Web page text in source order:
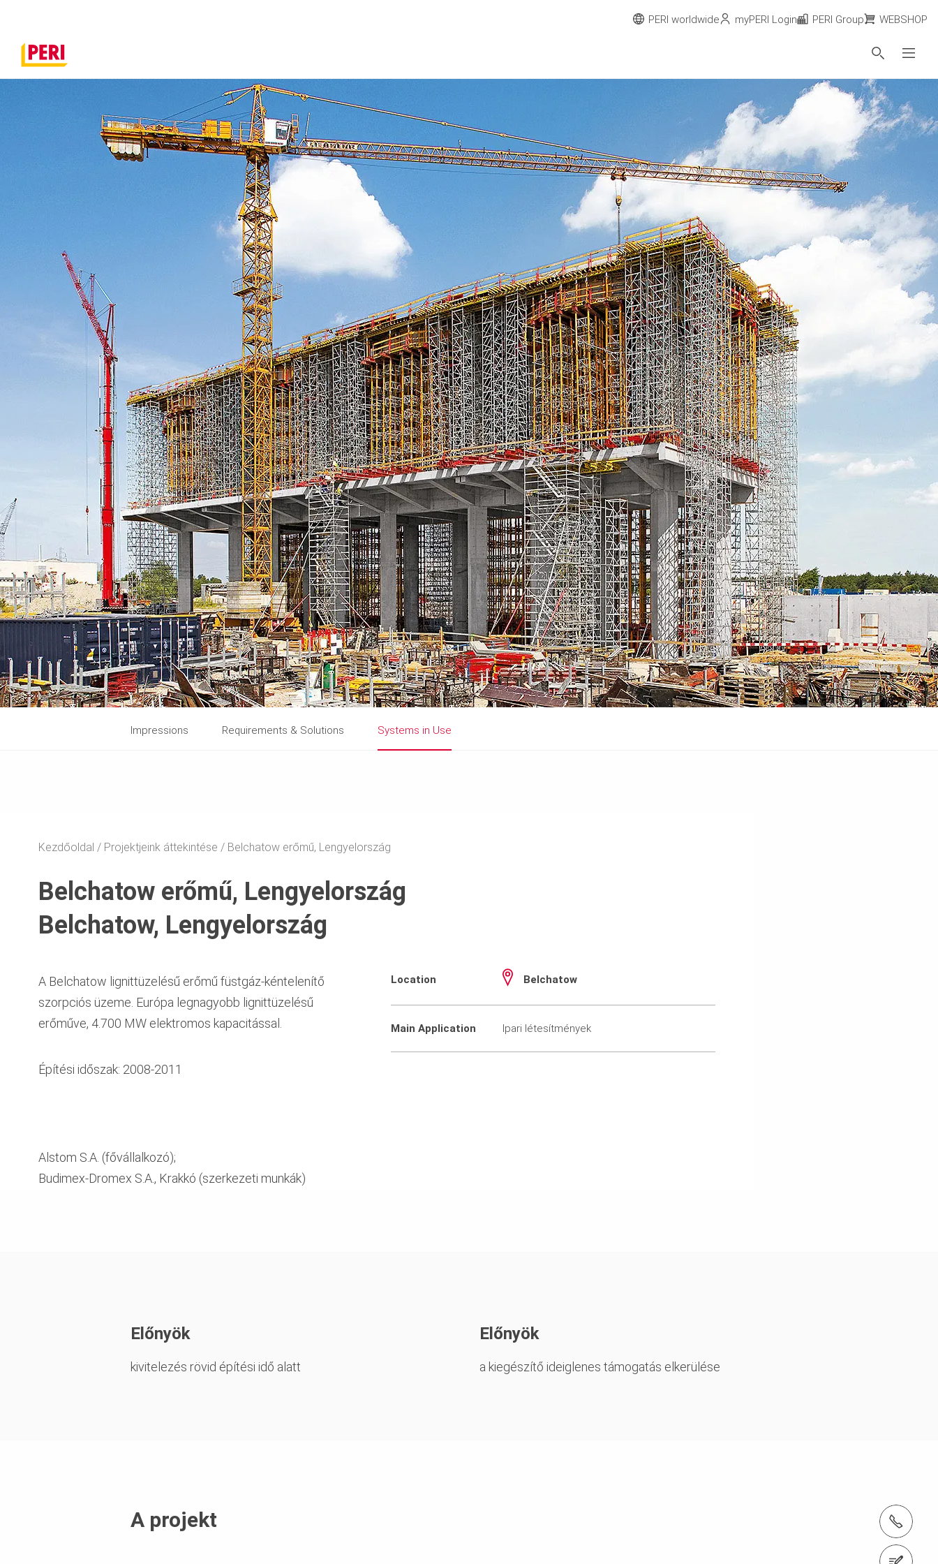
Impressions Requirements & Solutions Systems in Use
Kezdőoldal Projektjeink áttekintése Belchatow erőmű, Lengyelország
Belchatow erőmű, Lengyelország
Belchatow, Lengyelország
A Belchatow lignittüzelésű erőmű füstgáz-kéntelenítő
szorpciós üzeme. Európa legnagyobb lignittüzelésű
erőműve, 4.700 MW elektromos kapacitással.
Építési időszak: 2008-2011
Alstom S.A. (fővállalkozó);
Budimex-Dromex S.A., Krakkó (szerkezeti munkák)
Location Belchatow
Main Application Ipari létesítmények
Előnyök
kivitelezés rövid építési idő alatt
Előnyök
a kiegészítő ideiglenes támogatás elkerülése
A projekt
PERI worldwide myPERI Login PERI Group WEBSHOP